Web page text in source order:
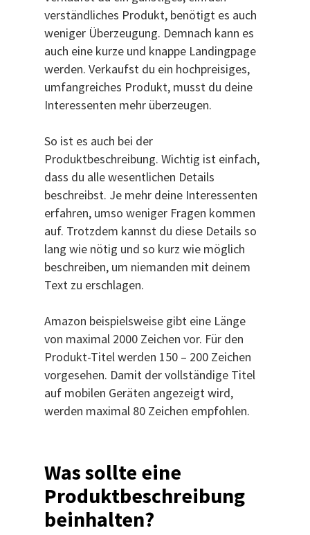
verständliches Produkt, benötigt es auch
weniger Überzeugung. Demnach kann es
auch eine kurze und knappe Landingpage
werden. Verkaufst du ein hochpreisiges,
umfangreiches Produkt, musst du deine
Interessenten mehr überzeugen.
So ist es auch bei der
Produktbeschreibung. Wichtig ist einfach,
dass du alle wesentlichen Details
beschreibst. Je mehr deine Interessenten
erfahren, umso weniger Fragen kommen
auf. Trotzdem kannst du diese Details so
lang wie nötig und so kurz wie möglich
beschreiben, um niemanden mit deinem
Text zu erschlagen.
Amazon beispielsweise gibt eine Länge
von maximal 2000 Zeichen vor. Für den
Produkt-Titel werden 150 – 200 Zeichen
vorgesehen. Damit der vollständige Titel
auf mobilen Geräten angezeigt wird,
werden maximal 80 Zeichen empfohlen.
Was sollte eine
Produktbeschreibung
beinhalten?